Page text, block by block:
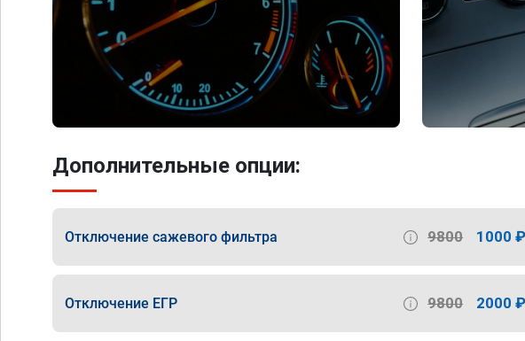
Дополнительные опции:
Отключение сажевого фильтра 9800 1000 ₽
Отключение ЕГР 9800 2000 ₽